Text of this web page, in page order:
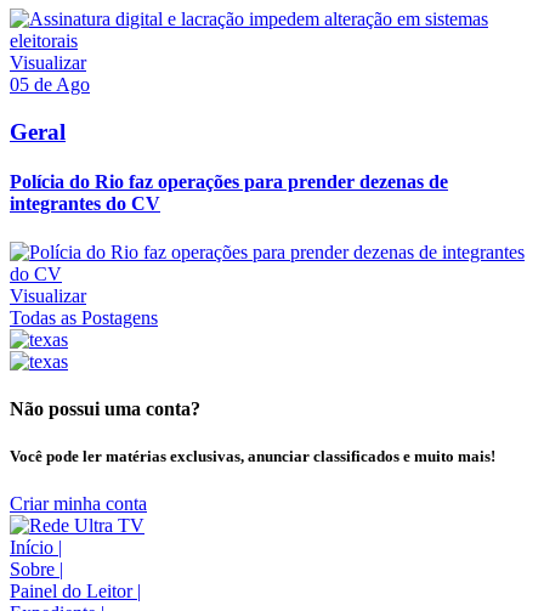
Visualizar
05 de Ago
Geral
Polícia do Rio faz operações para prender dezenas de
integrantes do CV
Visualizar
Todas as Postagens
Não possui uma conta?
Você pode ler matérias exclusivas, anunciar classificados e muito mais!
Criar minha conta
Início |
Sobre |
Painel do Leitor |